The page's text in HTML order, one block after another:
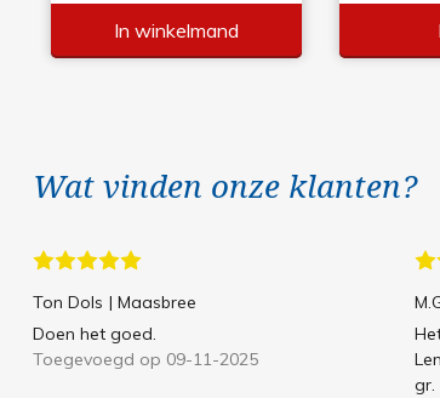
In winkelmand
Wat vinden onze klanten?
Ton Dols | Maasbree
Doen het goed.
Toegevoegd op 09-11-2025
gr.